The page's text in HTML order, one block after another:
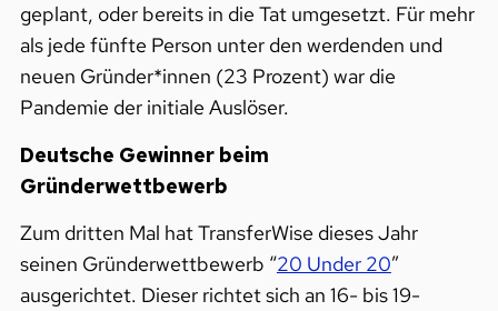
geplant, oder bereits in die Tat umgesetzt. Für mehr
als jede fünfte Person unter den werdenden und
neuen Gründer*innen (23 Prozent) war die
Pandemie der initiale Auslöser.
Deutsche Gewinner beim
Gründerwettbewerb
Zum dritten Mal hat TransferWise dieses Jahr
seinen Gründerwettbewerb “​20 Under 20​”
ausgerichtet. Dieser richtet sich an 16- bis 19-